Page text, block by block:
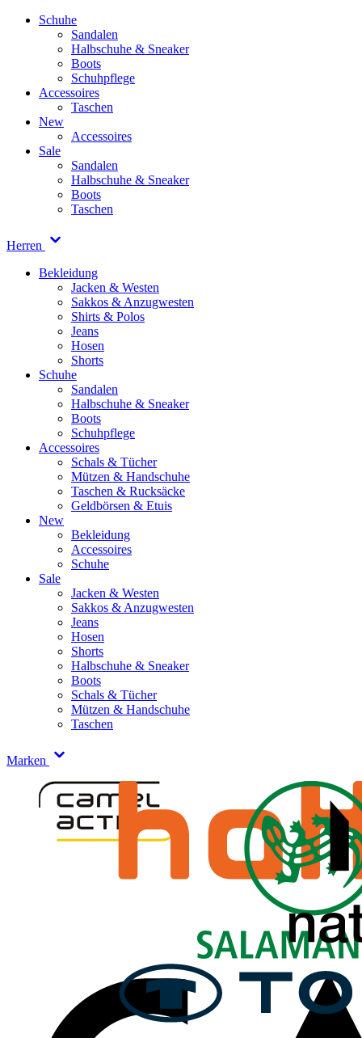
Schuhe
Sandalen
Halbschuhe & Sneaker
Boots
Schuhpflege
Accessoires
Taschen
New
Accessoires
Sale
Sandalen
Halbschuhe & Sneaker
Boots
Taschen
Herren
Bekleidung
Jacken & Westen
Sakkos & Anzugwesten
Shirts & Polos
Jeans
Hosen
Shorts
Schuhe
Sandalen
Halbschuhe & Sneaker
Boots
Schuhpflege
Accessoires
Schals & Tücher
Mützen & Handschuhe
Taschen & Rucksäcke
Geldbörsen & Etuis
New
Bekleidung
Accessoires
Schuhe
Sale
Jacken & Westen
Sakkos & Anzugwesten
Jeans
Hosen
Shorts
Halbschuhe & Sneaker
Boots
Schals & Tücher
Mützen & Handschuhe
Taschen
Marken